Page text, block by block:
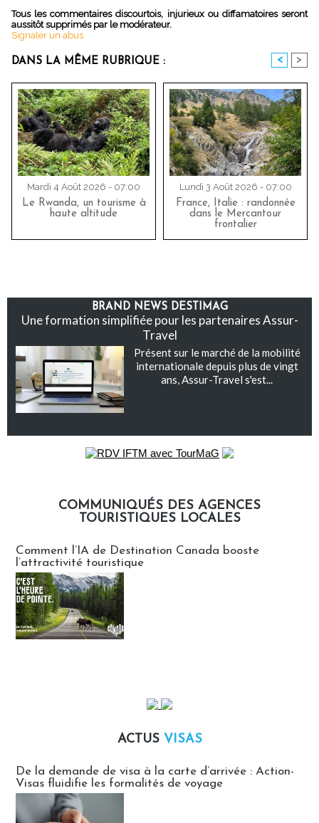
Tous les commentaires discourtois, injurieux ou diffamatoires seront
aussitôt supprimés par le modérateur.
Signaler un abus
DANS LA MÊME RUBRIQUE : < >
Mardi 4 Août 2026 - 07:00
Le Rwanda, un tourisme à
haute altitude
Lundi 3 Août 2026 - 07:00
France, Italie : randonnée
dans le Mercantour
frontalier
BRAND NEWS DESTIMAG
Une formation simplifiée pour les partenaires Assur-
Travel
Présent sur le marché de la mobilité
internationale depuis plus de vingt
ans, Assur-Travel s'est...
COMMUNIQUÉS DES AGENCES
TOURISTIQUES LOCALES
Comment l’IA de Destination Canada booste
l’attractivité touristique
ACTUS VISAS
De la demande de visa à la carte d’arrivée : Action-
Visas fluidifie les formalités de voyage